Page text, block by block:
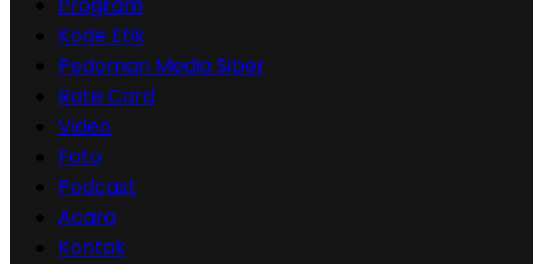
Program
Kode Etik
Pedoman Media Siber
Rate Card
Video
Foto
Podcast
Acara
Kontak